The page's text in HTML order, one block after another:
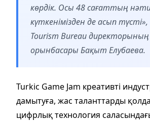
көрдік. Осы 48 сағаттың
күткенімізден де асып түсті»,
Tourism Bureau директорының
орынбасары Бақыт Елубаева.
Turkic Game Jam креативті
дамытуға, жас таланттарды
цифрлық технология